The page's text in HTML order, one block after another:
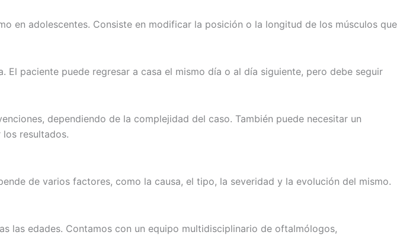
en adolescentes. Consiste en modificar la posición o la longitud de los músculos que
paciente puede regresar a casa el mismo día o al día siguiente, pero debe seguir
dependiendo de la complejidad del caso. También puede necesitar un
resultados.
de varios factores, como la causa, el tipo, la severidad y la evolución del mismo.
las edades. Contamos con un equipo multidisciplinario de oftalmólogos,